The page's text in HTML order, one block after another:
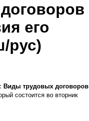
его
рус)
Виды трудовых договоров
состоится во вторник